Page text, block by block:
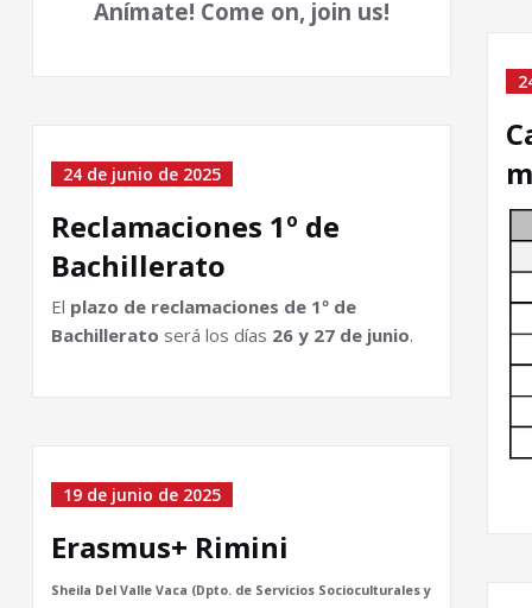
Anímate! Come on, join us!
24 de junio de 2025
Reclamaciones 1º de
Bachillerato
El plazo de reclamaciones de 1º de
Bachillerato será los días 26 y 27 de junio.
19 de junio de 2025
Erasmus+ Rimini
Sheila Del Valle Vaca (Dpto. de Servicios Socioculturales y